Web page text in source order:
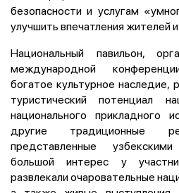
безопасности и услугам
улучшить впечатления жителей
Национальный павильон,
международной
богатое культурное наследие,
туристический потенциал
национального прикладного
другие традиционные
представленные
большой интерес у
развлекали очаровательные